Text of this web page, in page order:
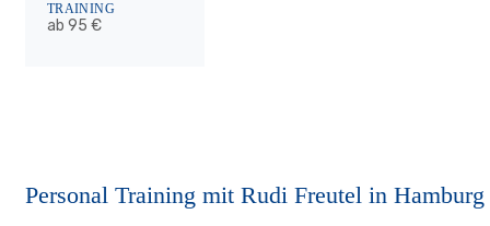
TRAINING
ab 95 €
Personal Training mit Rudi Freutel in Hamburg